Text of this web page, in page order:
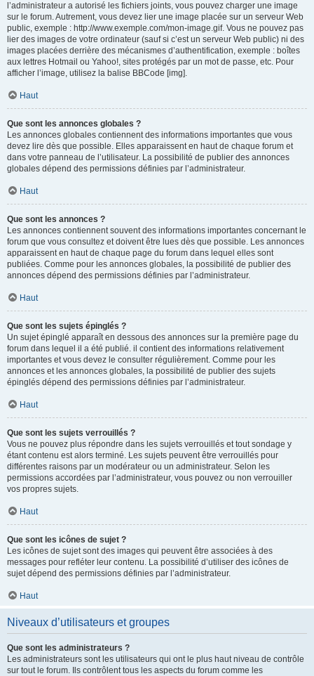
l’administrateur a autorisé les fichiers joints, vous pouvez charger une image
sur le forum. Autrement, vous devez lier une image placée sur un serveur Web
public, exemple : http://www.exemple.com/mon-image.gif. Vous ne pouvez pas
lier des images de votre ordinateur (sauf si c’est un serveur Web public) ni des
images placées derrière des mécanismes d’authentification, exemple : boîtes
aux lettres Hotmail ou Yahoo!, sites protégés par un mot de passe, etc. Pour
afficher l’image, utilisez la balise BBCode [img].
Haut
Que sont les annonces globales ?
Les annonces globales contiennent des informations importantes que vous
devez lire dès que possible. Elles apparaissent en haut de chaque forum et
dans votre panneau de l’utilisateur. La possibilité de publier des annonces
globales dépend des permissions définies par l’administrateur.
Haut
Que sont les annonces ?
Les annonces contiennent souvent des informations importantes concernant le
forum que vous consultez et doivent être lues dès que possible. Les annonces
apparaissent en haut de chaque page du forum dans lequel elles sont
publiées. Comme pour les annonces globales, la possibilité de publier des
annonces dépend des permissions définies par l’administrateur.
Haut
Que sont les sujets épinglés ?
Un sujet épinglé apparaît en dessous des annonces sur la première page du
forum dans lequel il a été publié. il contient des informations relativement
importantes et vous devez le consulter régulièrement. Comme pour les
annonces et les annonces globales, la possibilité de publier des sujets
épinglés dépend des permissions définies par l’administrateur.
Haut
Que sont les sujets verrouillés ?
Vous ne pouvez plus répondre dans les sujets verrouillés et tout sondage y
étant contenu est alors terminé. Les sujets peuvent être verrouillés pour
différentes raisons par un modérateur ou un administrateur. Selon les
permissions accordées par l’administrateur, vous pouvez ou non verrouiller
vos propres sujets.
Haut
Que sont les icônes de sujet ?
Les icônes de sujet sont des images qui peuvent être associées à des
messages pour refléter leur contenu. La possibilité d’utiliser des icônes de
sujet dépend des permissions définies par l’administrateur.
Haut
Niveaux d’utilisateurs et groupes
Que sont les administrateurs ?
Les administrateurs sont les utilisateurs qui ont le plus haut niveau de contrôle
sur tout le forum. Ils contrôlent tous les aspects du forum comme les